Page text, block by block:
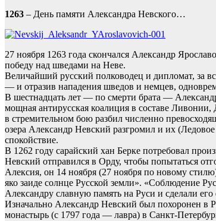
1263 – День памяти Александра Невского…
27 ноября 1263 года скончался Александр
победу над шведами на Неве.
Величайший русский полководец и дипломат, за
— и отразив нападения шведов и немцев,
В шестнадцать лет — по смерти брата —
мощная антирусская коалиция в составе
в стремительном бою разбил численно
озера Александр Невский разгромил и их
спокойствие.
В 1262 году сарайский хан Берке потребовал
Невский отправился в Орду, чтобы попытаться
Алексия, он 14 ноября (27 ноября по новому
яко заиде солнце Русской земли». «Соблюдение
Александру славную память на Руси и сделали
Изначально Александр Невский был похоронен в
монастырь (с 1797 года — лавра) в Санкт-